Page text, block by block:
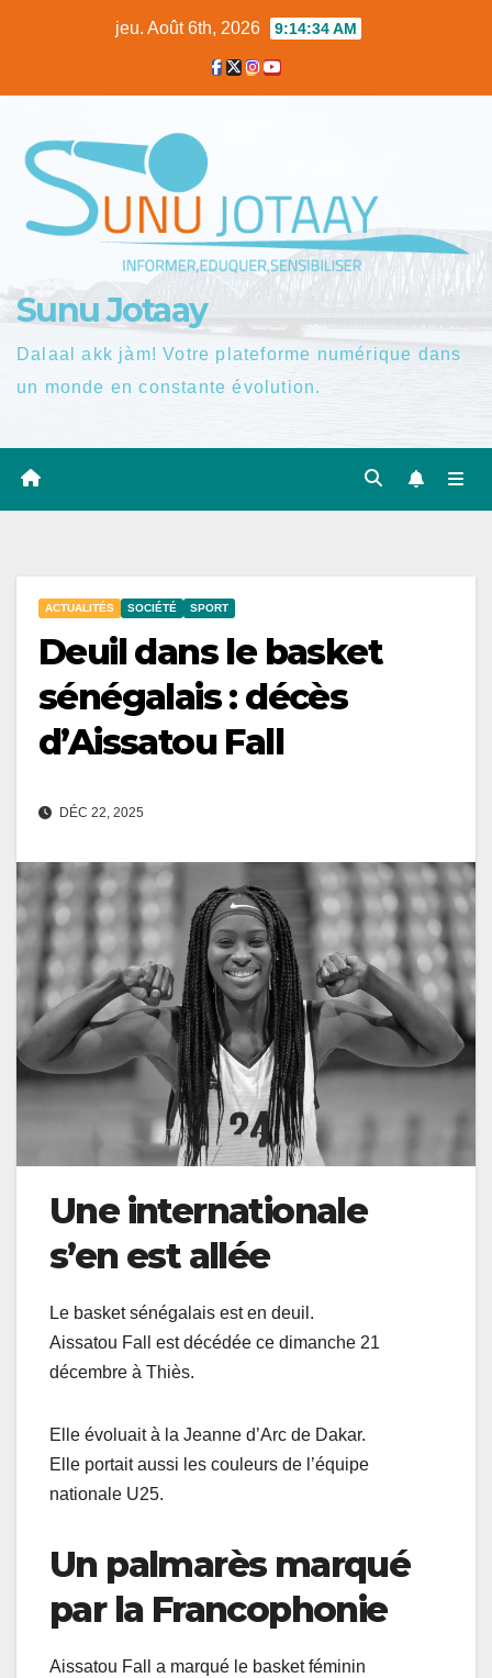
jeu. Août 6th, 2026 9:14:35 AM
Sunu Jotaay
Dalaal akk jàm! Votre plateforme numérique dans
un monde en constante évolution.
ACTUALITÉS SOCIÉTÉ SPORT
Deuil dans le basket
sénégalais : décès
d’Aissatou Fall
DÉC 22, 2025
Une internationale
s’en est allée
Le basket sénégalais est en deuil.
Aissatou Fall est décédée ce dimanche 21
décembre à Thiès.
Elle évoluait à la Jeanne d’Arc de Dakar.
Elle portait aussi les couleurs de l’équipe
nationale U25.
Un palmarès marqué
par la Francophonie
Aissatou Fall a marqué le basket féminin